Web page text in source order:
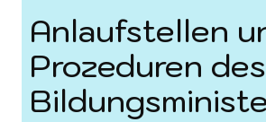
Anlaufstellen
Prozeduren des